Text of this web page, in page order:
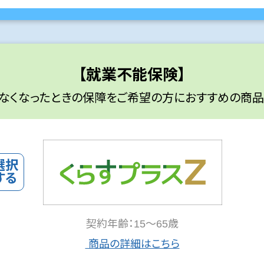
【就業不能保険】
くなったときの保障をご希望の方におすすめの商品
契約年齢：15～65歳
商品の詳細はこちら